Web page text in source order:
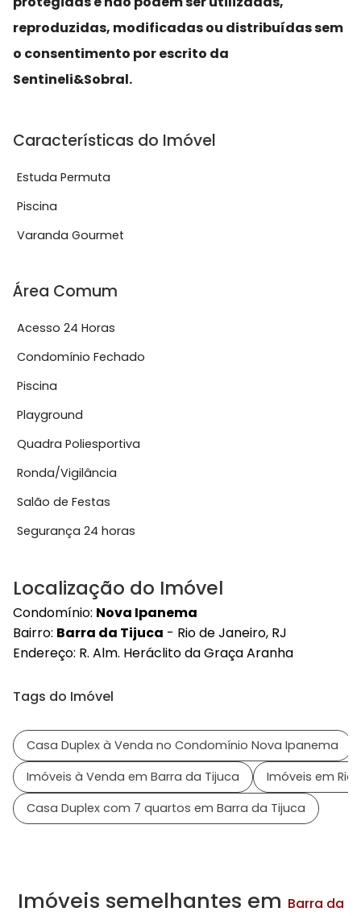
reproduzidas, modificadas ou distribuídas sem
o consentimento por escrito da
Sentineli&Sobral.
Características do Imóvel
Estuda Permuta
Piscina
Varanda Gourmet
Área Comum
Acesso 24 Horas
Condomínio Fechado
Piscina
Playground
Quadra Poliesportiva
Ronda/Vigilância
Salão de Festas
Segurança 24 horas
Localização do Imóvel
Condomínio: Nova Ipanema
Bairro: Barra da Tijuca - Rio de Janeiro, RJ
Endereço: R. Alm. Heráclito da Graça Aranha
Tags do Imóvel
Casa Duplex à Venda no Condomínio Nova Ipanema
Imóveis à Venda em Barra da Tijuca
Imóveis em Rio
Casa Duplex com 7 quartos em Barra da Tijuca
Imóveis semelhantes em Barra da